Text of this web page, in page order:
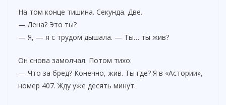
V
d
На том конце тишина. Секунда. Две.
— Лена? Это ты?
— Я, — я с трудом дышала. — Ты… ты жив?
Он снова замолчал. Потом тихо:
— Что за бред? Конечно, жив. Ты где? Я в «Астории»,
номер 407. Жду уже десять минут.